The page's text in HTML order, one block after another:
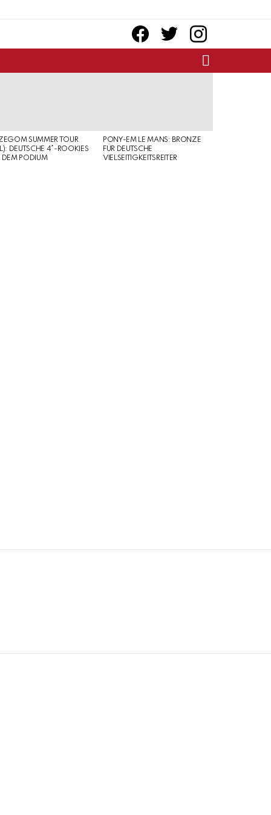
facebooktwitter instagram
SUMMER TOUR
DEUTSCHE 4*-ROOKIES
DEM PODIUM
PONY-EM LE MANS: BRONZE
FÜR DEUTSCHE
VIELSEITIGKEITSREITER